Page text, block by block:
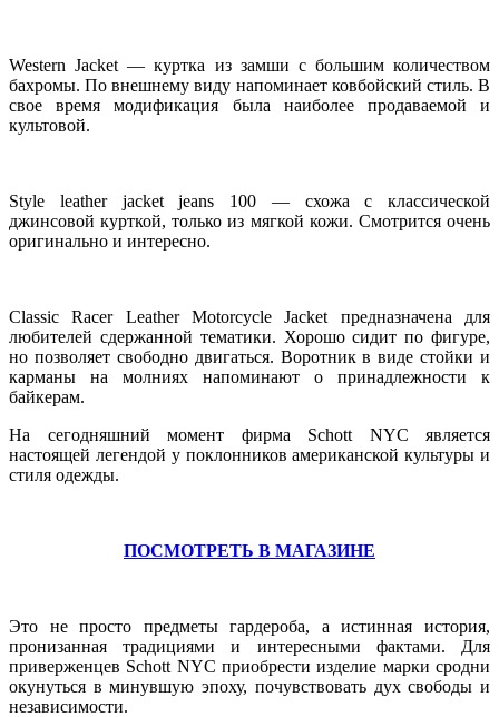
Western Jacket — куртка из замши с большим количеством
бахромы. По внешнему виду напоминает ковбойский стиль. В
свое время модификация была наиболее продаваемой и
культовой.
Style leather jacket jeans 100 — схожа с классической
джинсовой курткой, только из мягкой кожи. Смотрится очень
оригинально и интересно.
Classic Racer Leather Motorcycle Jacket предназначена для
любителей сдержанной тематики. Хорошо сидит по фигуре,
но позволяет свободно двигаться. Воротник в виде стойки и
карманы на молниях напоминают о принадлежности к
байкерам.
На сегодняшний момент фирма Schott NYC является
настоящей легендой у поклонников американской культуры и
стиля одежды.
ПОСМОТРЕТЬ В МАГАЗИНЕ
Это не просто предметы гардероба, а истинная история,
пронизанная традициями и интересными фактами. Для
приверженцев Schott NYC приобрести изделие марки сродни
окунуться в минувшую эпоху, почувствовать дух свободы и
независимости.